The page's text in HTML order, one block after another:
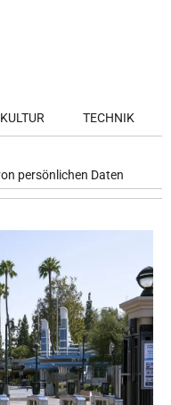
KULTUR TECHNIK
persönlichen Daten